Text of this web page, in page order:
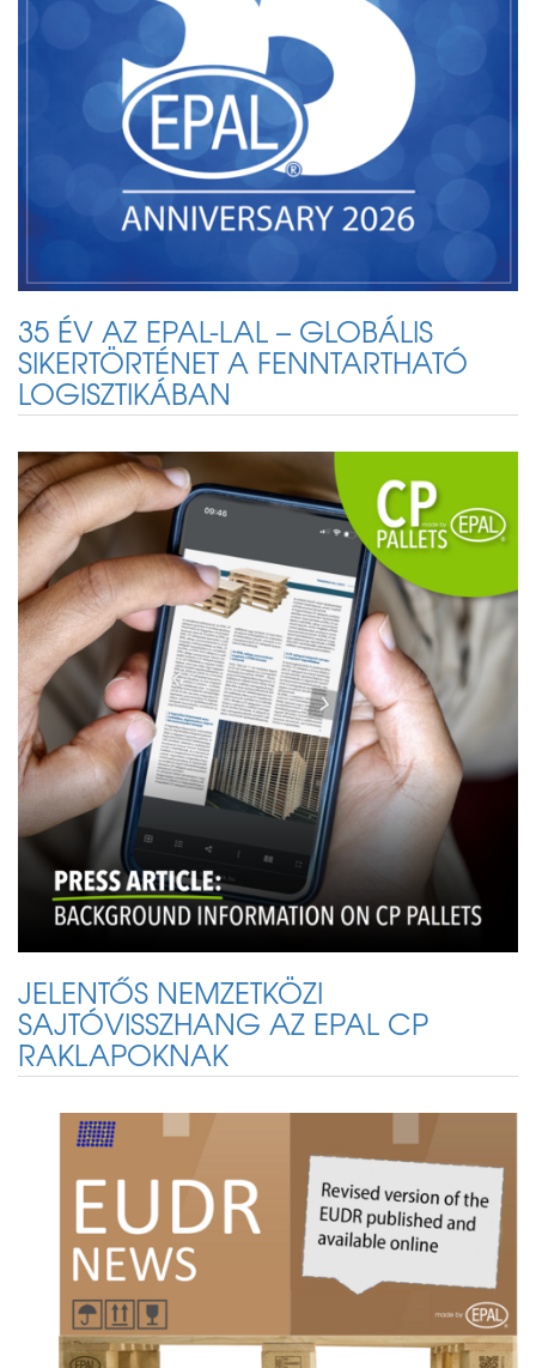
35 ÉV AZ EPAL-LAL – GLOBÁLIS
SIKERTÖRTÉNET A FENNTARTHATÓ
LOGISZTIKÁBAN
JELENTŐS NEMZETKÖZI
SAJTÓVISSZHANG AZ EPAL CP
RAKLAPOKNAK